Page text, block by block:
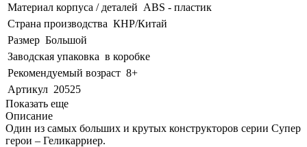
Материал корпуса / деталей ABS - пластик
Страна производства КНР/Китай
Размер Большой
Заводская упаковка в коробке
Рекомендуемый возраст 8+
Артикул 20525
Показать еще
Описание
Один из самых больших и крутых конструкторов серии Супер
герои – Геликарриер.